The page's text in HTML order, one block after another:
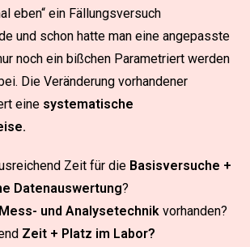
eben“ ein Fällungsversuch
und schon hatte man eine angepasste
noch ein bißchen Parametriert werden
Die Veränderung vorhandener
eine systematische
Zeit für die Basisversuche +
Datenauswertung?
Mess- und Analysetechnik vorhanden?
Zeit + Platz im Labor?